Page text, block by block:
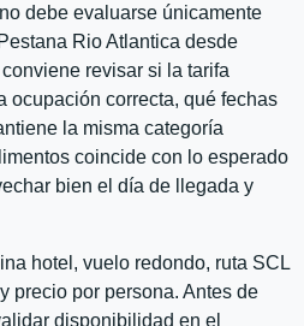
debe evaluarse únicamente
Rio Atlantica desde
revisar si la tarifa
ocupación correcta, qué fechas
la misma categoría
coincide con lo esperado
bien el día de llegada y
hotel, vuelo redondo, ruta SCL
precio por persona. Antes de
disponibilidad en el